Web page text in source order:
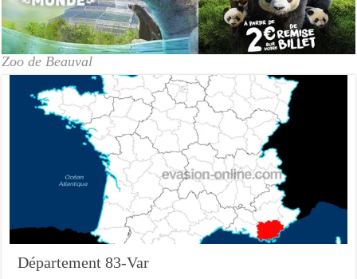
Zoo de Beauval
Département 83-Var